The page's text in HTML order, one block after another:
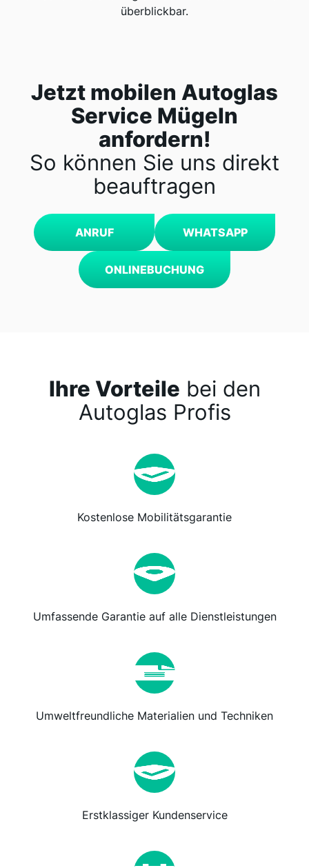
überblickbar.
Jetzt mobilen Autoglas
Service Mügeln
anfordern!
So können Sie uns direkt
beauftragen
ANRUF WHATSAPP
ONLINEBUCHUNG
Ihre Vorteile bei den
Autoglas Profis
Kostenlose Mobilitätsgarantie
Umfassende Garantie auf alle Dienstleistungen
Umweltfreundliche Materialien und Techniken
Erstklassiger Kundenservice